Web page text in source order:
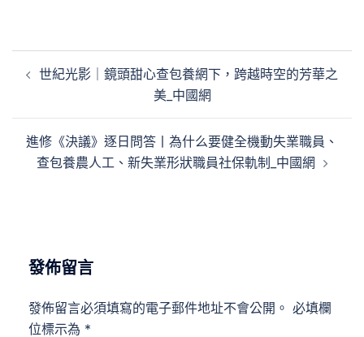
章
覽
世紀光影｜鏡頭甜心查包養網下，跨越時空的芳華之
美_中國網
進修《決議》逐日問答丨為什么要健全機動失業職員、
查包養農人工、新失業形狀職員社保軌制_中國網
發佈留言
發佈留言必須填寫的電子郵件地址不會公開。 必填欄
位標示為 *